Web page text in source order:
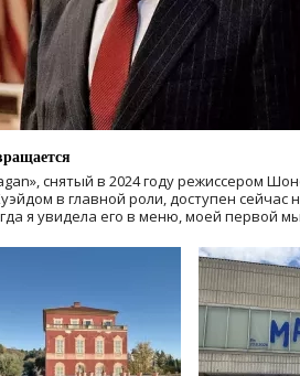
снятый в 2024 годурежиссером
в главной роли, доступен сейчас
я увидела его в меню, моей первой